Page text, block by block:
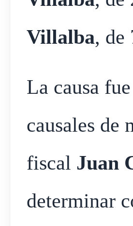
Villalba, de
La causa
causales de
fiscal Juan
determinar